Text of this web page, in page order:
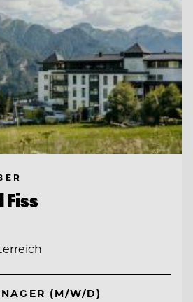
Fiss
(M/W/D)